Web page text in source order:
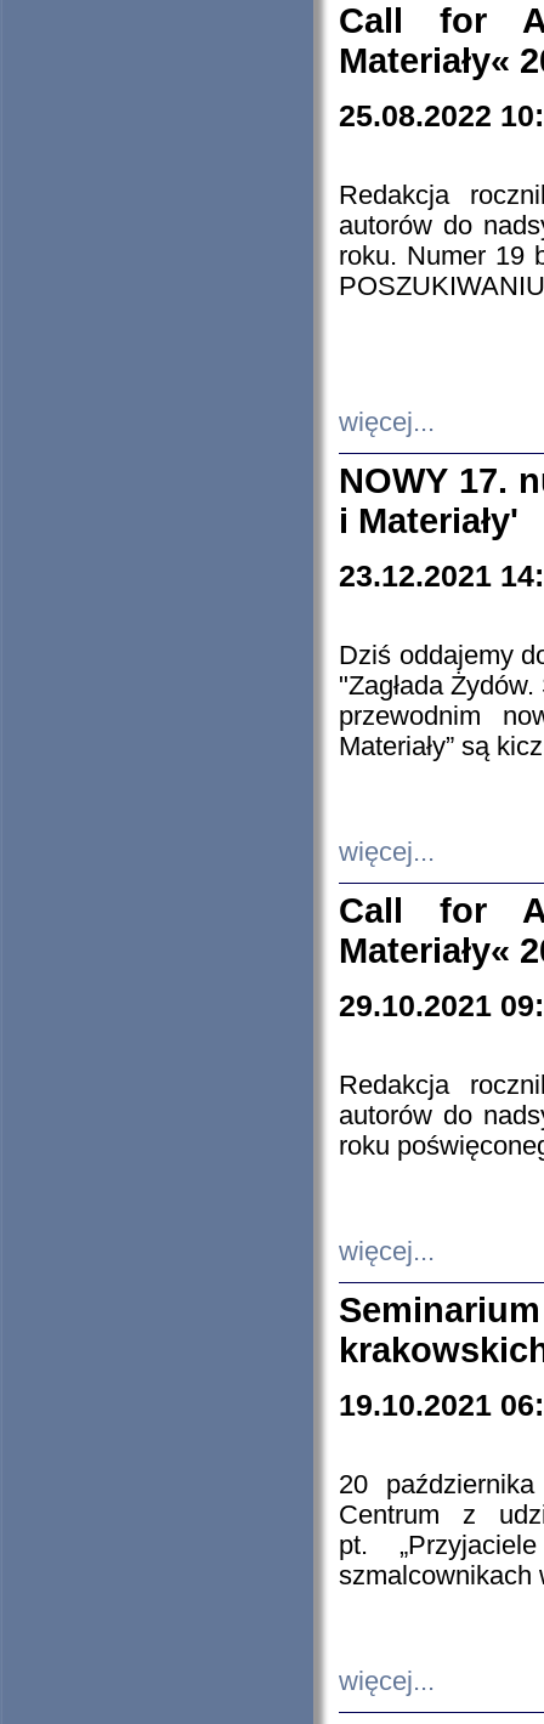
Call for
Materiały«
25.08.2022
Redakcja
autorów do
roku. Numer 19
więcej...
NOWY 17.
i Materiały'
23.12.2021
Dziś oddajemy
"Zagłada
przewodnim
Materiały” są
więcej...
Call for
Materiały«
29.10.2021
Redakcja
autorów do
roku
więcej...
19.10.2021
20
Centrum z
pt.
szmalcownikach
więcej...